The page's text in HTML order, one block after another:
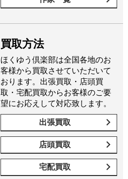
買取方法
ほくゆう倶楽部は全国各地のお
客様から買取させていただいて
おります。出張買取・店頭買
取・宅配買取からお客様のご要
望にお応えして対応致します。
出張買取
店頭買取
宅配買取